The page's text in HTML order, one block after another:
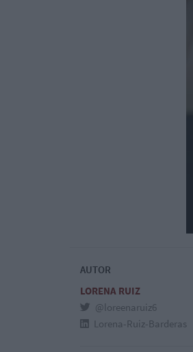
AUTOR
LORENA RUIZ
@loreenaruiz6
Lorena-Ruiz-Barderas